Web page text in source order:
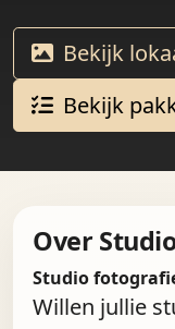
Bekijk
Bekijk
Over
Studio
Willen jullie